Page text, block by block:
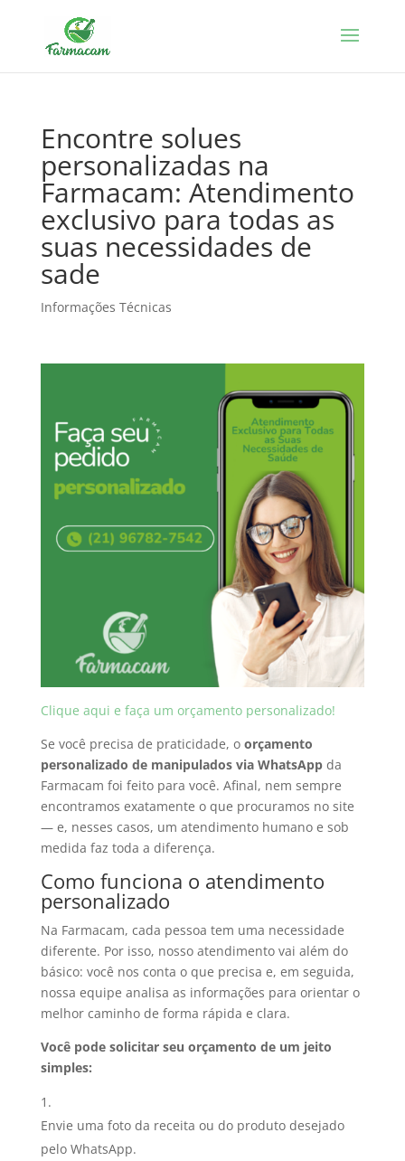
Encontre solues
personalizadas na
Farmacam: Atendimento
exclusivo para todas as
suas necessidades de
sade
Informações Técnicas
Clique aqui e faça um orçamento personalizado!
Se você precisa de praticidade, o orçamento
personalizado de manipulados via WhatsAppda
Farmacam foi feito para você. Afinal, nem sempre
encontramos exatamente o que procuramos no site
— e, nesses casos, um atendimento humano e sob
medida faz toda a diferença.
Como funciona o atendimento
personalizado
Na Farmacam, cada pessoa tem uma necessidade
diferente. Por isso, nosso atendimento vai além do
básico: você nos conta o que precisa e, em seguida,
nossa equipe analisa as informações para orientar o
melhor caminho de forma rápida e clara.
Você pode solicitar seu orçamento de um jeito
simples:
Envie uma foto da receita ou do produto desejado
pelo WhatsApp.